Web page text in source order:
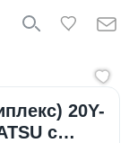
20Y-
с…